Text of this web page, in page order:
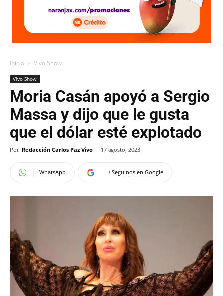
Inicio Vivo Show
Vivo Show
Moria Casán apoyó a Sergio
Massa y dijo que le gusta
que el dólar esté explotado
Por Redacción Carlos Paz Vivo - 17 agosto, 2023
WhatsApp + Seguinos en Google